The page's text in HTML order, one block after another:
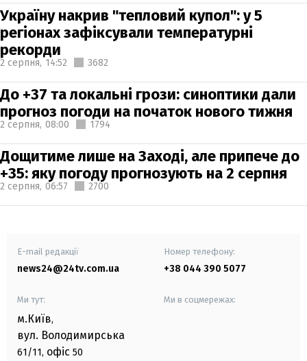
Україну накрив "тепловий купол": у 5
регіонах зафіксували температурні
рекорди
2 серпня, 14:52 3682
До +37 та локальні грози: синоптики дали
прогноз погоди на початок нового тижня
2 серпня, 08:00 1794
Дощитиме лише на Заході, але припече до
+35: яку погоду прогнозують на 2 серпня
2 серпня, 06:57 2700
E-mail редакції
news24@24tv.com.ua
Номер телефону:
+38 044 390 5077
Ми тут:
м.Київ,
вул. Володимирська
61/11, офіс 50
Ми в соцмережах: